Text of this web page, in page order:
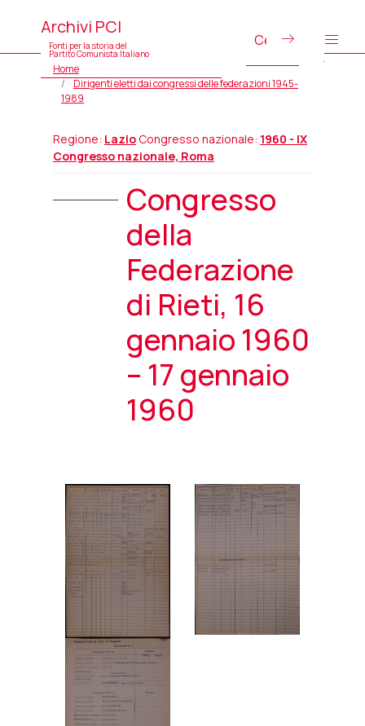
Archivi PCI
Fonti per la storia del
Partito Comunista Italiano
Home
Dirigenti eletti dai congressi delle federazioni 1945-
1989
Regione: LazioCongresso nazionale: 1960 - IX
Congresso nazionale, Roma
Congresso
della
Federazione
di Rieti, 16
gennaio 1960
– 17 gennaio
1960